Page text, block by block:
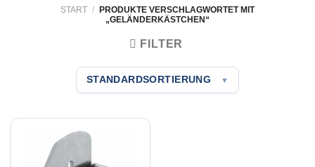
START /
PRODUKTE VERSCHLAGWORTET MIT
„GELÄNDERKÄSTCHEN“
FILTER
STANDARDSORTIERUNG ▼